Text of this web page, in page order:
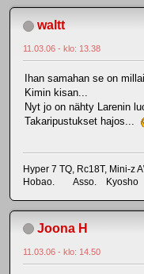
waltt
11.03.06 - klo: 13.38
Ihan samahan se on
Kimin kisan...
Nyt jo on nähty Larenin
Takaripustukset hajos...
Hyper 7 TQ, Rc18T, Mini-z
Hobao. Asso. Kyosho
Joona H
11.03.06 - klo: 14.50